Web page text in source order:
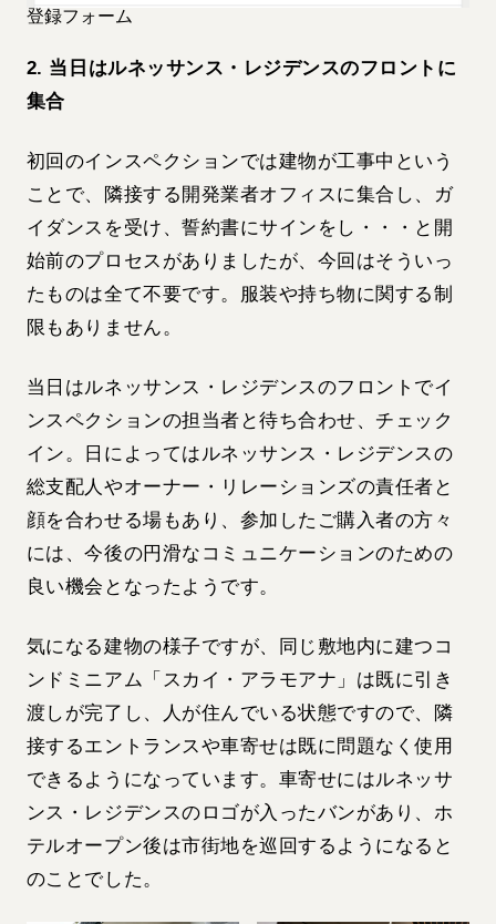
登録フォーム
2. 当日はルネッサンス・レジデンスのフロントに
集合
初回のインスペクションでは建物が工事中という
ことで、隣接する開発業者オフィスに集合し、ガ
イダンスを受け、誓約書にサインをし・・・と開
始前のプロセスがありましたが、今回はそういっ
たものは全て不要です。服装や持ち物に関する制
限もありません。
当日はルネッサンス・レジデンスのフロントでイ
ンスペクションの担当者と待ち合わせ、チェック
イン。日によってはルネッサンス・レジデンスの
総支配人やオーナー・リレーションズの責任者と
顔を合わせる場もあり、参加したご購入者の方々
には、今後の円滑なコミュニケーションのための
良い機会となったようです。
気になる建物の様子ですが、同じ敷地内に建つコ
ンドミニアム「スカイ・アラモアナ」は既に引き
渡しが完了し、人が住んでいる状態ですので、隣
接するエントランスや車寄せは既に問題なく使用
できるようになっています。車寄せにはルネッサ
ンス・レジデンスのロゴが入ったバンがあり、ホ
テルオープン後は市街地を巡回するようになると
のことでした。